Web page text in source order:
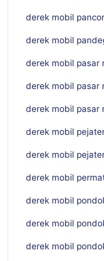
derek mobil
derek mobil
derek mobil pasar
derek mobil pasar
derek mobil pasar
derek mobil
derek mobil
derek mobil
derek mobil
derek mobil
derek mobil